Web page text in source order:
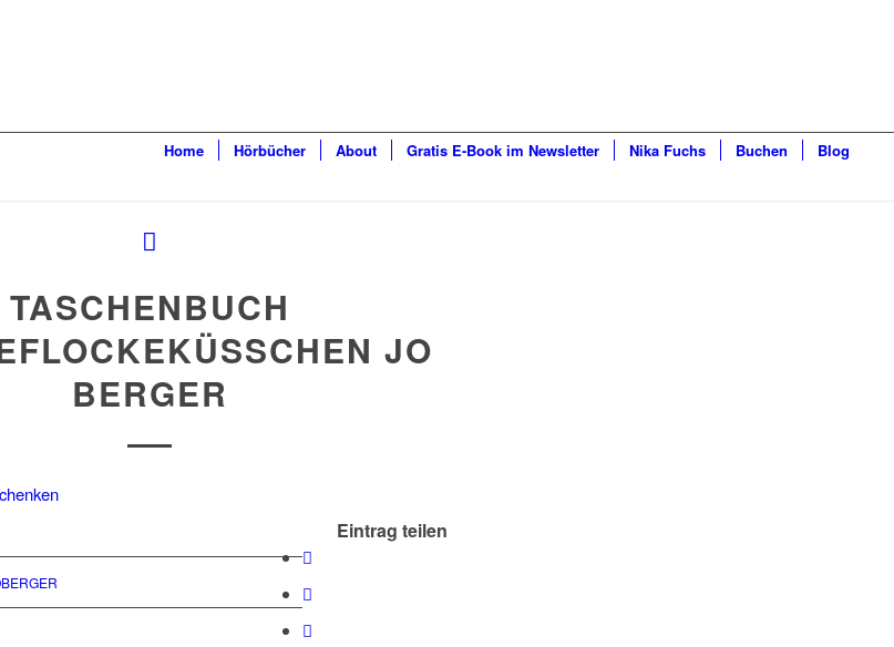
Home Hörbücher About Gratis E-Book im Newsletter Nika Fuchs Buchen Blog
TASCHENBUCH
JO
BERGER
Eintrag teilen